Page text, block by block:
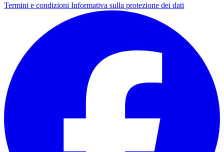
Termini e condizioni Informativa sulla protezione dei dati